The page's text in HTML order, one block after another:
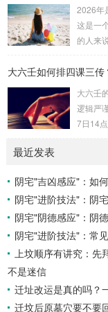
口：
吉：位
亡：位
2026年
这是一
的人来
理：吉
26年丙
火”的
运势
大六壬如何排四课三
大六壬
逻辑严
7日14
你需要
干日支
步必须
最近发表
阴宅"吉凶感应"：如
阴宅"进阶技法"：阴
阴宅"阴德感应"：阴
阴宅"进阶技法"：常
上坟顺序有讲究：
不是迷信
迁址改运是真的吗？
迁坟后原墓穴要不要